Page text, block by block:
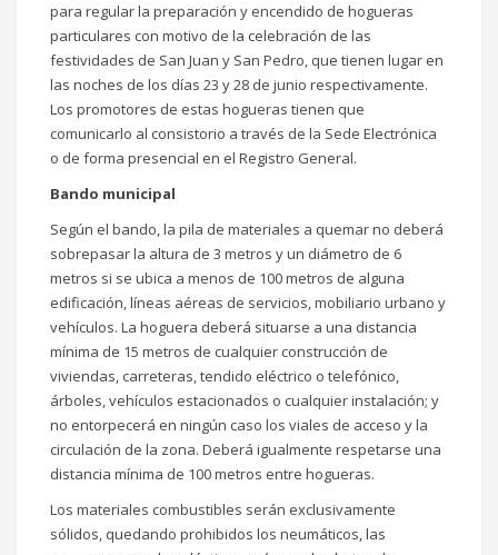
para regular la preparación y encendido de hogueras
particulares con motivo de la celebración de las
festividades de San Juan y San Pedro, que tienen lugar en
las noches de los días 23 y 28 de junio respectivamente.
Los promotores de estas hogueras tienen que
comunicarlo al consistorio a través de la Sede Electrónica
o de forma presencial en el Registro General.
Bando municipal
Según el bando, la pila de materiales a quemar no deberá
sobrepasar la altura de 3 metros y un diámetro de 6
metros si se ubica a menos de 100 metros de alguna
edificación, líneas aéreas de servicios, mobiliario urbano y
vehículos. La hoguera deberá situarse a una distancia
mínima de 15 metros de cualquier construcción de
viviendas, carreteras, tendido eléctrico o telefónico,
árboles, vehículos estacionados o cualquier instalación; y
no entorpecerá en ningún caso los viales de acceso y la
circulación de la zona. Deberá igualmente respetarse una
distancia mínima de 100 metros entre hogueras.
Los materiales combustibles serán exclusivamente
sólidos, quedando prohibidos los neumáticos, las